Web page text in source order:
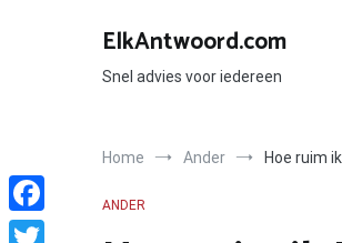
ElkAntwoord.com
Snel advies voor iedereen
Home Ander Hoe ruim
ANDER
Facebook